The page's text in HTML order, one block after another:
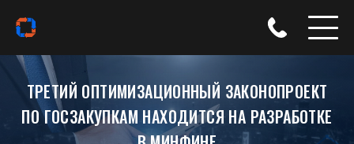
ТРЕТИЙ ОПТИМИЗАЦИОННЫЙ ЗАКОНОПРОЕКТ
ПО ГОСЗАКУПКАМ НАХОДИТСЯ НА РАЗРАБОТКЕ